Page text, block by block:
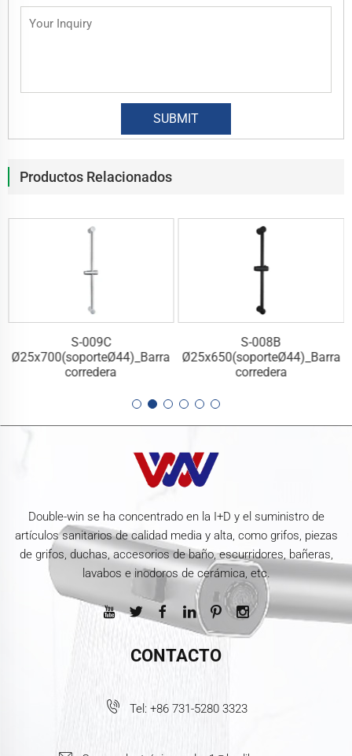
Productos Relacionados
S-009C
Ø25x700(soporteØ44)_Barra
corredera
S-008B
Ø25x650(soporteØ44)_Barra
corredera
Double-win se ha concentrado en la I+D y el suministro de
artículos sanitarios de calidad media y alta, como grifos, piezas
de grifos, duchas, accesorios de baño, escurridores, bañeras,
lavabos e inodoros de cerámica, etc.
CONTACTO
Tel: +86 731-5280 3323